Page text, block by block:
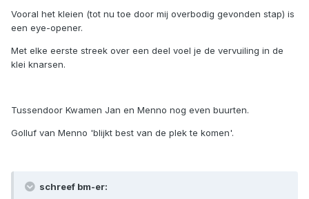
Vooral het kleien (tot nu toe door mij overbodig gevonden stap) is
een eye-opener.
Met elke eerste streek over een deel voel je de vervuiling in de
klei knarsen.
Tussendoor Kwamen Jan en Menno nog even buurten.
Golluf van Menno 'blijkt best van de plek te komen'.
schreef bm-er: